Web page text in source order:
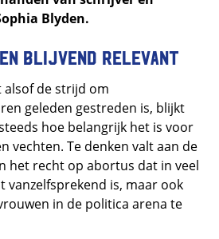
Blyden.
blijvend relevant
alsof de strijd om
geleden gestreden is, blijkt
hoe belangrijk het is voor
vechten. Te denken valt aan de
het recht op abortus dat in veel
vanzelfsprekend is, maar ook
in de politica arena te